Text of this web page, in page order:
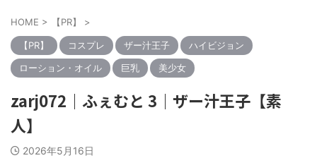
HOME > 【PR】 >
【PR】 コスプレ ザー汁王子
ハイビジョン
ローション・オイル
巨乳 美少女
zarj072｜ふぇむと 3｜ザー汁王子【素
人】
2026年5月16日